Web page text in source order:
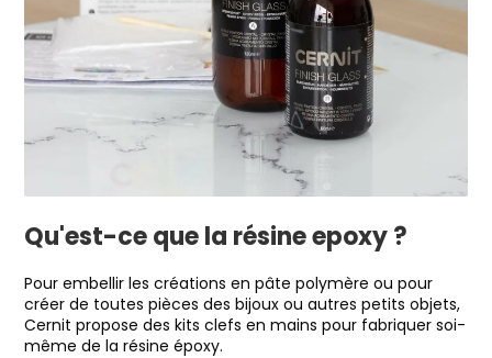
Qu'est-ce que la résine epoxy ?
Pour embellir les créations en pâte polymère ou pour
créer de toutes pièces des bijoux ou autres petits objets,
Cernit propose des kits clefs en mains pour fabriquer soi-
même de la résine époxy.